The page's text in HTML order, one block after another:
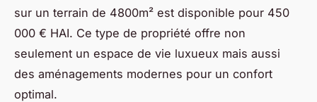
sur un terrain de 4800m² est disponible pour 450
000 € HAI. Ce type de propriété offre non
seulement un espace de vie luxueux mais aussi
des aménagements modernes pour un confort
optimal.